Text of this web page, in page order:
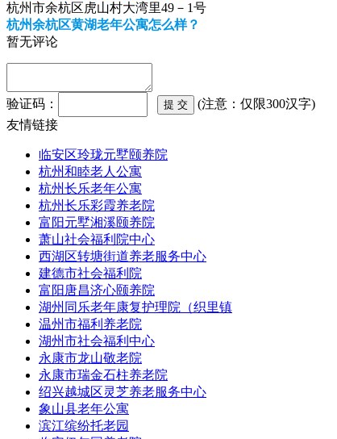
杭州市余杭区虎山村大湾里49－1号
杭州余杭区黄湖老年公寓怎么样？
暂无评论
验证码：
(注意：仅限300汉字)
友情链接
临安区玲珑元墅颐养院
杭州和睦老人公寓
杭州长乐老年公寓
杭州长乐彩霞养老院
富阳元墅湘溪颐养院
萧山社会福利院中心
西湖区转塘街道养老服务中心
建德市社会福利院
富阳唐昌济心颐养院
湖州同乐老年康复护理院（织里镇
温州市福利养老院
湖州市社会福利中心
永康市龙山敬老院
永康市瑞金石柱养老院
绍兴越城区灵芝养老服务中心
象山县老年公寓
滨江缤纷托老园